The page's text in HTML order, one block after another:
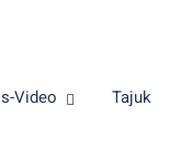
s-Video Tajuk